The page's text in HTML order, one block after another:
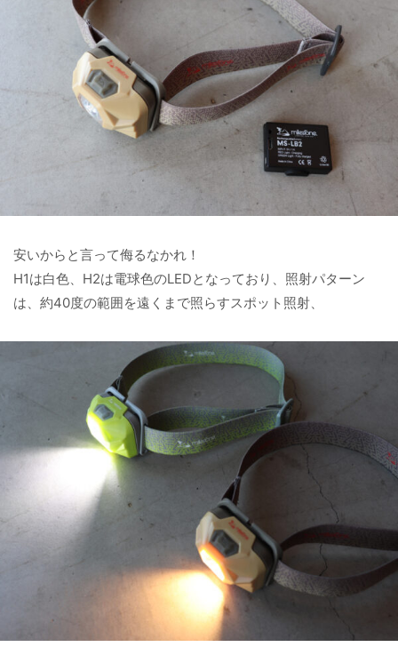
安いからと言って侮るなかれ！
H1は白色、H2は電球色のLEDとなっており、照射パターン
は、約40度の範囲を遠くまで照らすスポット照射、